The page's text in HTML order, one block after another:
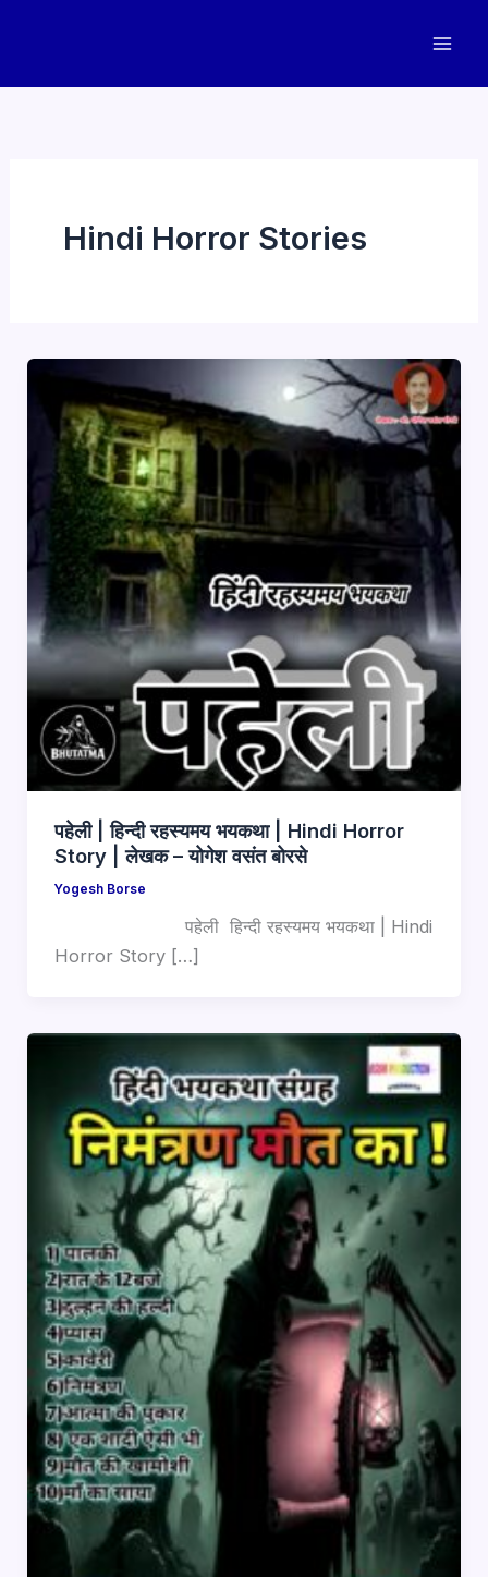
Hindi Horror Stories
पहेली | हिन्दी रहस्यमय भयकथा | Hindi Horror
Story | लेखक – योगेश वसंत बोरसे
Yogesh Borse
पहेली हिन्दी रहस्यमय भयकथा | Hindi
Horror Story […]